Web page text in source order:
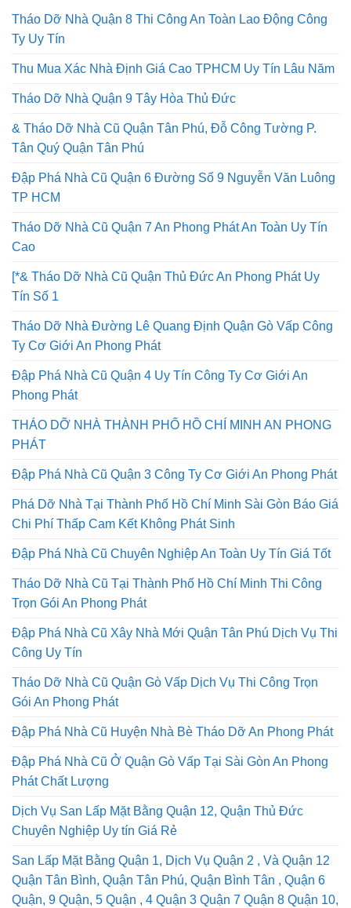
Tháo Dỡ Nhà Quận 8 Thi Công An Toàn Lao Động Công
Ty Uy Tín
Thu Mua Xác Nhà Định Giá Cao TPHCM Uy Tín Lâu Năm
Tháo Dỡ Nhà Quận 9 Tây Hòa Thủ Đức
& Tháo Dỡ Nhà Cũ Quận Tân Phú, Đỗ Công Tường P.
Tân Quý Quận Tân Phú
Đập Phá Nhà Cũ Quận 6 Đường Số 9 Nguyễn Văn Luông
TP HCM
Tháo Dỡ Nhà Cũ Quận 7 An Phong Phát An Toàn Uy Tín
Cao
[*& Tháo Dỡ Nhà Cũ Quận Thủ Đức An Phong Phát Uy
Tín Số 1
Tháo Dỡ Nhà Đường Lê Quang Định Quận Gò Vấp Công
Ty Cơ Giới An Phong Phát
Đập Phá Nhà Cũ Quận 4 Uy Tín Công Ty Cơ Giới An
Phong Phát
THÁO DỠ NHÀ THÀNH PHỐ HỒ CHÍ MINH AN PHONG
PHÁT
Đập Phá Nhà Cũ Quận 3 Công Ty Cơ Giới An Phong Phát
Phá Dỡ Nhà Tại Thành Phố Hồ Chí Minh Sài Gòn Báo Giá
Chi Phí Thấp Cam Kết Không Phát Sinh
Đập Phá Nhà Cũ Chuyên Nghiệp An Toàn Uy Tín Giá Tốt
Tháo Dỡ Nhà Cũ Tại Thành Phố Hồ Chí Minh Thi Công
Trọn Gói An Phong Phát
Đập Phá Nhà Cũ Xây Nhà Mới Quận Tân Phú Dịch Vụ Thi
Công Uy Tín
Tháo Dỡ Nhà Cũ Quận Gò Vấp Dịch Vụ Thi Công Trọn
Gói An Phong Phát
Đập Phá Nhà Cũ Huyện Nhà Bè Tháo Dỡ An Phong Phát
Đập Phá Nhà Cũ Ở Quận Gò Vấp Tại Sài Gòn An Phong
Phát Chất Lượng
Dịch Vụ San Lấp Mặt Bằng Quận 12, Quận Thủ Đức
Chuyên Nghiệp Uy tín Giá Rẻ
San Lấp Mặt Bằng Quận 1, Dịch Vụ Quận 2 , Và Quận 12
Quận Tân Bình, Quận Tân Phú, Quận Bình Tân , Quận 6
Quận, 9 Quận, 5 Quận , 4 Quận 3 Quận 7 Quận 8 Quận 10,